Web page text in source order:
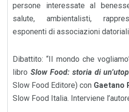
persone interessate al
salute, ambientalisti,
esponenti di associazioni
Dibattito: “Il mondo che
libro Slow Food: storia di
Slow Food Editore) con Gaetano
Slow Food Italia. Interviene